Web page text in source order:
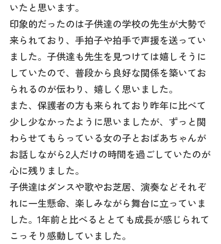
いたと思います。
印象的だったのは子供達の学校の先生が大勢で
来られており、手拍子や拍手で声援を送ってい
ました。子供達も先生を見つけては嬉しそうに
していたので、普段から良好な関係を築いてお
られるのが伝わり、嬉しく思いました。
また、保護者の方も来られており昨年に比べて
少し少なかったように思いましたが、ずっと関
わらせてもらっている女の子とおばあちゃんが
お話しながら2人だけの時間を過ごしていたのが
心に残りました。
子供達はダンスや歌やお芝居、演奏などそれぞ
れに一生懸命、楽しみながら舞台に立っていま
した。1年前と比べるととても成長が感じられて
こっそり感動していました。